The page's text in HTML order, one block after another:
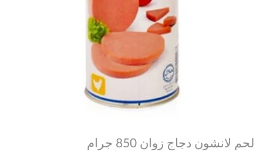
لحم لانشون دجاج زوان 850 جرام